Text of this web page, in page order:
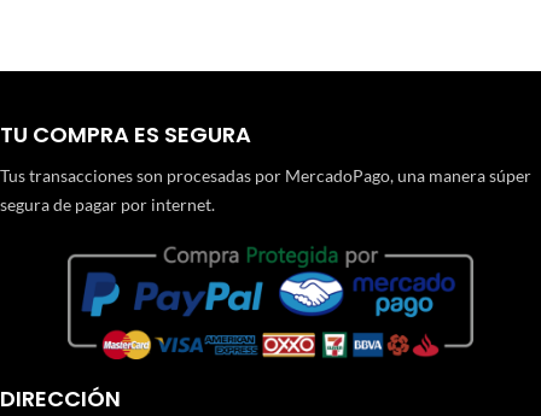
TU COMPRA ES SEGURA
Tus transacciones son procesadas por MercadoPago, una manera súper
segura de pagar por internet.
DIRECCIÓN